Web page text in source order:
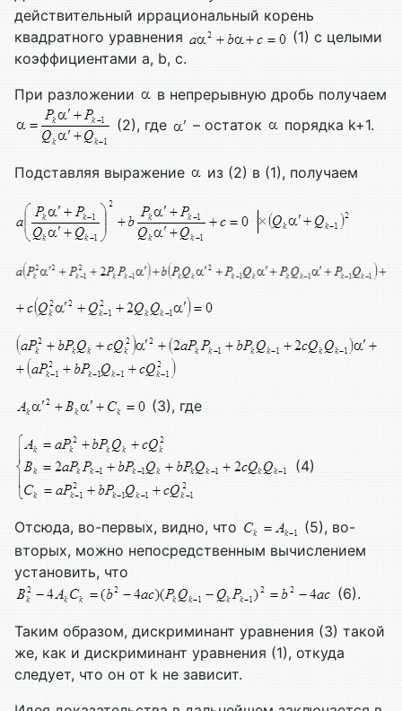
действительный иррациональный корень
квадратного уравнения
(1) с целыми
коэффициентами a, b, c.
При разложении
в непрерывную дробь получаем
(2), где
– остаток порядка k+1.
Подставляя выражение из (2) в (1), получаем
(3), где
(4)
Отсюда, во-первых, видно, что
(5), во-
вторых, можно непосредственным вычислением
установить, что
(6).
Таким образом, дискриминант уравнения (3) такой
же, как и дискриминант уравнения (1), откуда
следует, что он от k не зависит.